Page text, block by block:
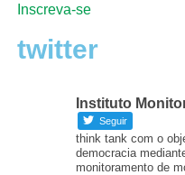
Inscreva-se
twitter
Instituto
Seguir
think tank com o
democracia
monitoramento de